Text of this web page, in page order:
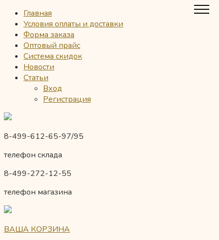
Главная
Условия оплаты и доставки
Форма заказа
Оптовый прайс
Система скидок
Новости
Статьи
Вход
Регистрация
8-499-612-65-97/95
телефон склада
8-499-272-12-55
телефон магазина
ВАША КОРЗИНА